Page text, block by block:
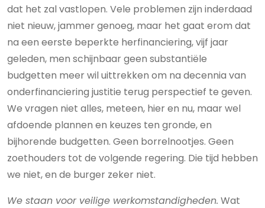
dat het zal vastlopen. Vele problemen zijn inderdaad
niet nieuw, jammer genoeg, maar het gaat erom dat
na een eerste beperkte herfinanciering, vijf jaar
geleden, men schijnbaar geen substantiële
budgetten meer wil uittrekken om na decennia van
onderfinanciering justitie terug perspectief te geven.
We vragen niet alles, meteen, hier en nu, maar wel
afdoende plannen en keuzes ten gronde, en
bijhorende budgetten. Geen borrelnootjes. Geen
zoethouders tot de volgende regering. Die tijd hebben
we niet, en de burger zeker niet.
We staan voor veilige werkomstandigheden. Wat